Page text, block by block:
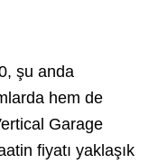
şu anda
hem de
Garage
fiyatı yaklaşık